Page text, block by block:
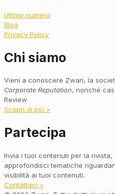
Ultimo numero
Blog
Privacy Policy
Chi siamo
Vieni a conoscere Zwan, la
Corporate Reputation, nonché
Review
Scopri di più >
Partecipa
Invia i tuoi contenuti per la
approfondisci tematiche
visibilità ai tuoi contenuti.
Contattaci >